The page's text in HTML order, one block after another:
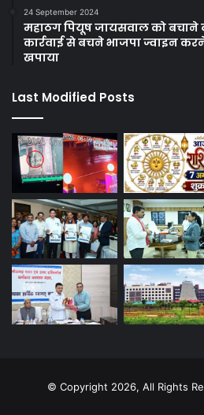
24 September 2024
महाठग पियूष जायसवाल को बचाने
कार्रवाई से बचने भाजपा ज्वाइन
खपाया
Last Modified Posts
© Copyright 2026, All Rights